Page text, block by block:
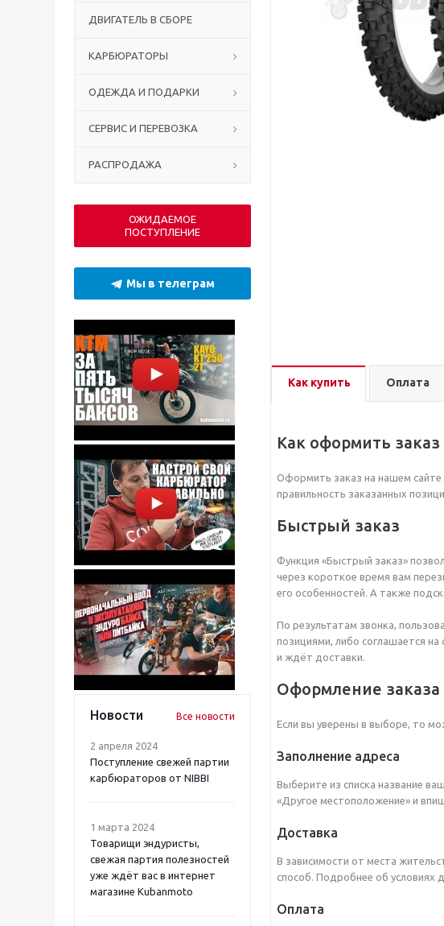
ДВИГАТЕЛЬ В СБОРЕ
КАРБЮРАТОРЫ
ОДЕЖДА И ПОДАРКИ
СЕРВИС И ПЕРЕВОЗКА
РАСПРОДАЖА
ОЖИДАЕМОЕ
ПОСТУПЛЕНИЕ
Мы в телеграм
Новости Все новости
2 апреля 2024
Поступление свежей партии
карбюраторов от NIBBI
1 марта 2024
Товарищи эндуристы,
свежая партия полезностей
уже ждёт вас в интернет
магазине Kubanmoto
Как купить Оплата
Как оформить заказ
Оформить заказ на нашем сайте
правильность заказанных
Быстрый заказ
Функция «Быстрый заказ»
через короткое время вам
его особенностей. А также
По результатам звонка,
позициями, либо соглашается
и ждёт доставки.
Оформление
Если вы уверены в выборе, то
Заполнение адреса
Выберите из списка название
«Другое местоположение» и
Доставка
В зависимости от места
способ. Подробнее об условиях
Оплата